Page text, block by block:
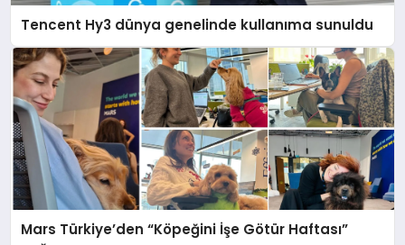
Tencent Hy3 dünya genelinde kullanıma sunuldu
Mars Türkiye’den “Köpeğini İşe Götür Haftası”